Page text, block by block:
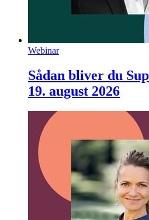
Webinar
Sådan bliver du
19. august 2026